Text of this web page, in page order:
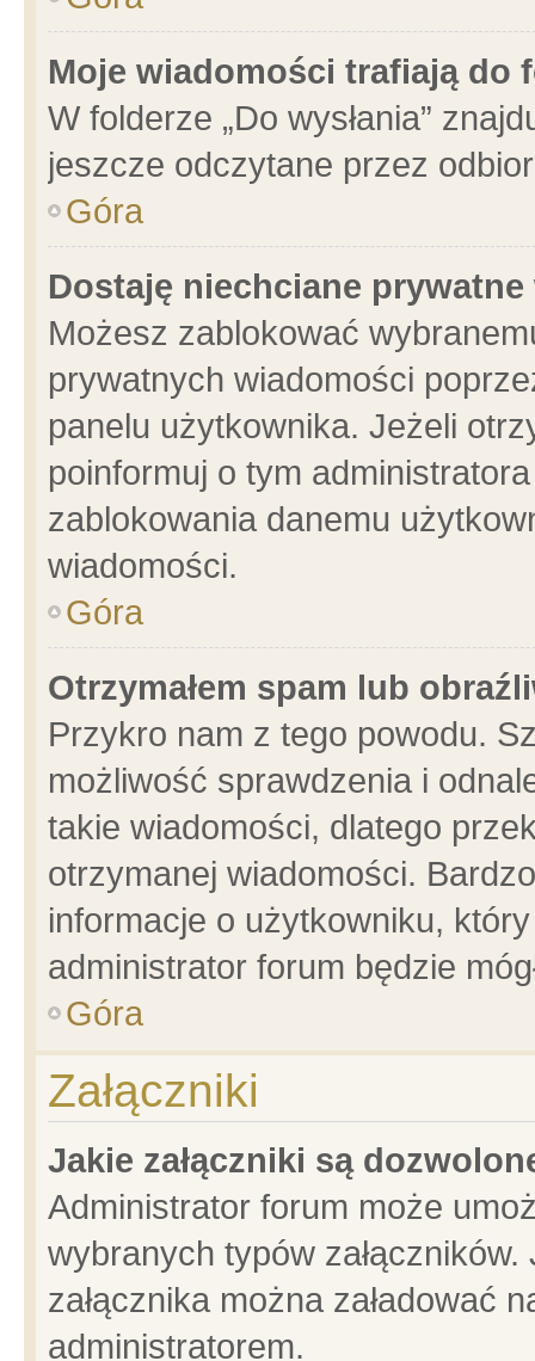
Moje wiadomości trafiają do
W folderze „Do wysłania”
jeszcze odczytane przez
Góra
Dostaję niechciane
Możesz zablokować
prywatnych wiadomości
panelu użytkownika. Jeżeli
poinformuj o tym
zablokowania danemu
wiadomości.
Góra
Otrzymałem spam lub
Przykro nam z tego powodu.
możliwość sprawdzenia i
takie wiadomości, dlatego
otrzymanej wiadomości.
informacje o użytkowniku,
administrator forum będzie
Góra
Załączniki
Jakie załączniki są
Administrator forum może
wybranych typów
załącznika można załadować
administratorem.